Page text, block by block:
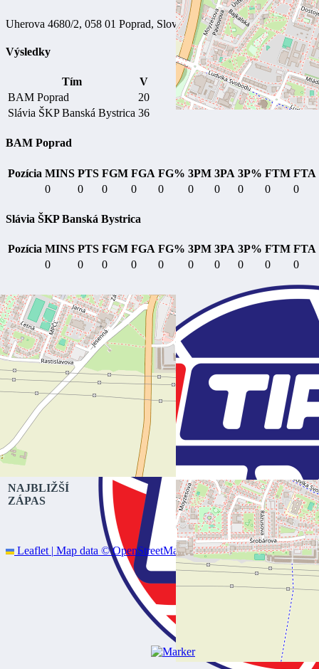
Leaflet | Map data ©OpenStreetMapcontributors
Uherova 4680/2, 058 01 Poprad, Slovensko
Výsledky
Tím
V
BAM Poprad
20
Slávia ŠKP Banská Bystrica 36
BAM Poprad
Pozícia MINS PTS FGM FGA FG% 3PM 3PA 3P% FTM FTA
0
0 0 0 0 0 0 0 0 0
Slávia ŠKP Banská Bystrica
Pozícia MINS PTS FGM FGA FG% 3PM 3PA 3P% FTM FTA
0
0 0 0 0 0 0 0 0 0
NAJBLIŽŠÍ
ZÁPAS